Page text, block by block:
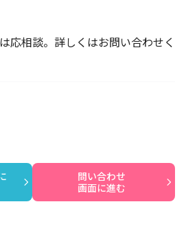
応相談。詳しくはお問い合わせく
問い合わせ
画面に進む